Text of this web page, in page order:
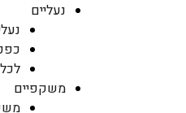
נעליים
משקפיים